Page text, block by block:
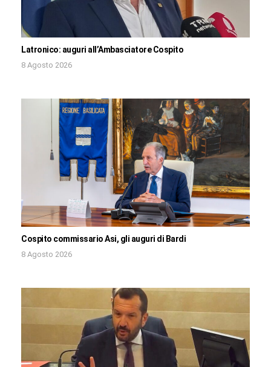
Latronico: auguri all’Ambasciatore Cospito
8 Agosto 2026
Cospito commissario Asi, gli auguri di Bardi
8 Agosto 2026